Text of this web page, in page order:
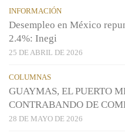
INFORMACIÓN
Desempleo en México
2.4%: Inegi
25 DE ABRIL DE 2026
COLUMNAS
GUAYMAS, EL PUERTO
CONTRABANDO DE
28 DE MAYO DE 2026